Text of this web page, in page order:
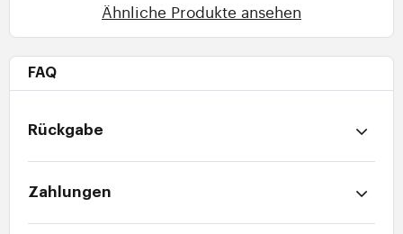
Ähnliche Produkte ansehen
FAQ
Rückgabe
Zahlungen